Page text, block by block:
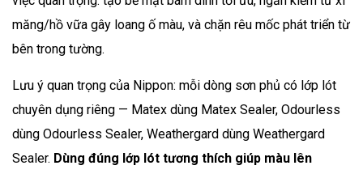
măng/hồ vữa gây loang ố màu, và chặn rêu mốc phát triển từ
bên trong tường.
Lưu ý quan trọng của Nippon: mỗi dòng sơn phủ có lớp lót
chuyên dụng riêng — Matex dùng Matex Sealer, Odourless
dùng Odourless Sealer, Weathergard dùng Weathergard
Sealer. Dùng đúng lớp lót tương thích giúp màu lên